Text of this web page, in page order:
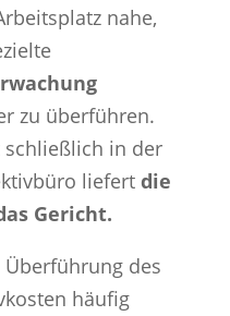
nahe,
zu überführen.
in der
liefert die
Gericht.
des
häufig